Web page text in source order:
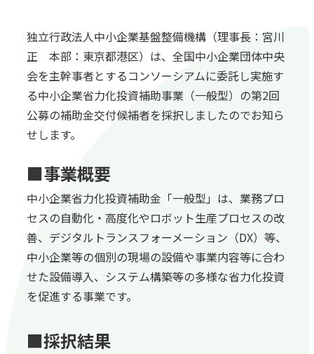
独立行政法人中小企業基盤整備機構（理事長：宮川
正 本部：東京都港区）は、全国中小企業団体中央
会を主幹事者とするコンソーシアムに委託し実施す
る中小企業省力化投資補助事業（一般型）の第2回
公募の補助金交付候補者を採択しましたのでお知ら
せします。
■事業概要
中小企業省力化投資補助金「一般型」は、業務プロ
セスの自動化・高度化やロボット生産プロセスの改
善、デジタルトランスフォーメーション（DX）等、
中小企業等の個別の現場の設備や事業内容等に合わ
せた設備導入、システム構築等の多様な省力化投資
を促進する事業です。
■採択結果